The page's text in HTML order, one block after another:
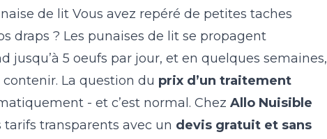
de lit Vous avez repéré de petites taches
draps ? Les punaises de lit se propagent
jusqu’à 5 oeufs par jour, et en quelques semaines,
La question du prix d’un traitement
- et c’est normal. Chez Allo Nuisible
tarifs transparents avec un devis gratuit et sans